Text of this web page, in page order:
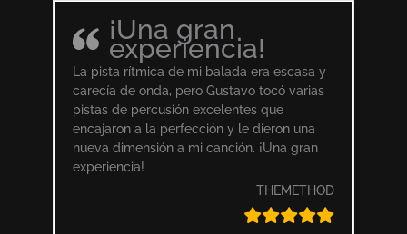
¡Una gran
experiencia!
La pista rítmica de mi balada era escasa y
carecía de onda, pero Gustavo tocó varias
pistas de percusión excelentes que
encajaron a la perfección y le dieron una
nueva dimensión a mi canción. ¡Una gran
experiencia!
THEMETHOD